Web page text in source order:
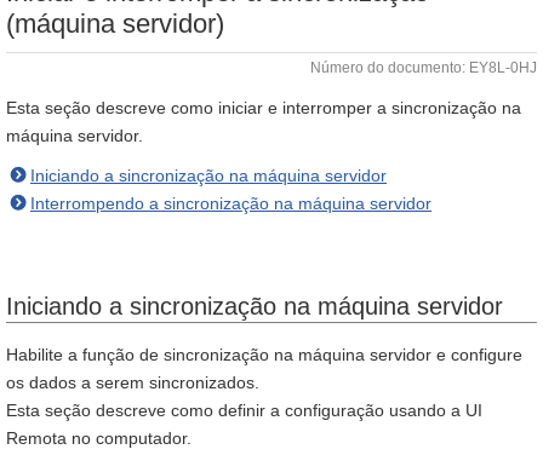
(máquina servidor)
Número do documento: EY8L-0HJ
Esta seção descreve como iniciar e interromper a sincronização na
máquina servidor.
Iniciando a sincronização na máquina servidor
Interrompendo a sincronização na máquina servidor
Iniciando a sincronização na máquina servidor
Habilite a função de sincronização na máquina servidor e configure
os dados a serem sincronizados.
Esta seção descreve como definir a configuração usando a UI
Remota no computador.